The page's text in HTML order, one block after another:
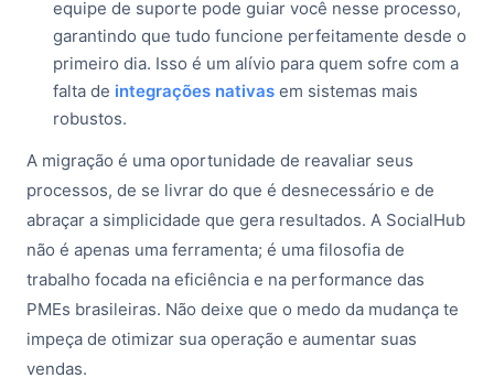
equipe de suporte pode guiar você nesse processo,
garantindo que tudo funcione perfeitamente desde o
primeiro dia. Isso é um alívio para quem sofre com a
falta de integrações nativas em sistemas mais
robustos.
A migração é uma oportunidade de reavaliar seus
processos, de se livrar do que é desnecessário e de
abraçar a simplicidade que gera resultados. A SocialHub
não é apenas uma ferramenta; é uma filosofia de
trabalho focada na eficiência e na performance das
PMEs brasileiras. Não deixe que o medo da mudança te
impeça de otimizar sua operação e aumentar suas
vendas.